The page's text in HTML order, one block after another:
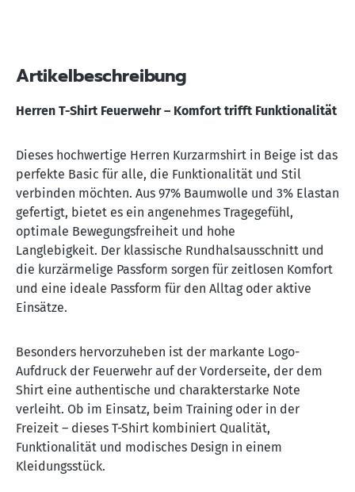
Artikelbeschreibung
Herren T-Shirt Feuerwehr – Komfort trifft Funktionalität
Dieses hochwertige Herren Kurzarmshirt in Beige ist das
perfekte Basic für alle, die Funktionalität und Stil
verbinden möchten. Aus 97% Baumwolle und 3% Elastan
gefertigt, bietet es ein angenehmes Tragegefühl,
optimale Bewegungsfreiheit und hohe
Langlebigkeit. Der klassische Rundhalsausschnitt und
die kurzärmelige Passform sorgen für zeitlosen Komfort
und eine ideale Passform für den Alltag oder aktive
Einsätze.
Besonders hervorzuheben ist der markante Logo-
Aufdruck der Feuerwehr auf der Vorderseite, der dem
Shirt eine authentische und charakterstarke Note
verleiht. Ob im Einsatz, beim Training oder in der
Freizeit – dieses T-Shirt kombiniert Qualität,
Funktionalität und modisches Design in einem
Kleidungsstück.